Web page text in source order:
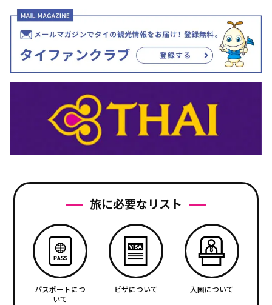
旅に必要なリスト
パスポートにつ
いて
ビザについて 入国について